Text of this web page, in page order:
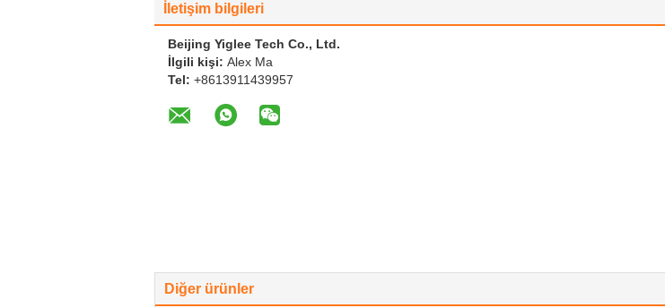
İletişim bilgileri
Beijing Yiglee Tech Co., Ltd.
İlgili kişi: Alex Ma
Tel: +8613911439957
Diğer ürünler